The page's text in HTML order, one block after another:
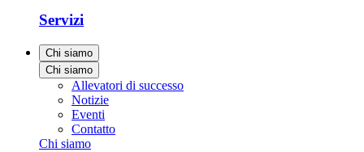
Servizi
Chi siamo
Chi siamo
Allevatori di successo
Notizie
Eventi
Contatto
Chi siamo